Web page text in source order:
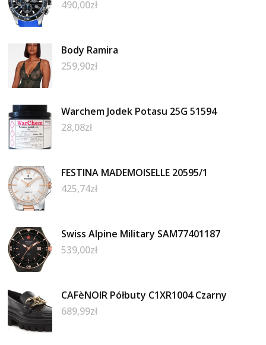
490,00zł
Body Ramira
259,90zł
Warchem Jodek Potasu 25G 51594
28,08zł
FESTINA MADEMOISELLE 20595/1
425,74zł
Swiss Alpine Military SAM77401187
539,00zł
CAFèNOIR Półbuty C1XR1004 Czarny
689,99zł